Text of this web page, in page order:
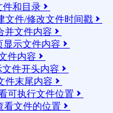
件和目录 
文件/修改文件时间戳 
并文件内容 
显示文件内容 
件内容 
文件开头内容 
件末尾内容 
可执行文件位置 
看文件的位置 